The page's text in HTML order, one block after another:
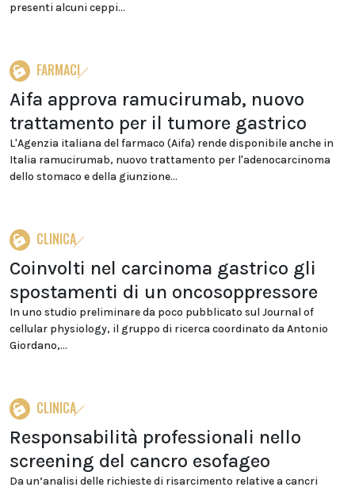
presenti alcuni ceppi...
FARMACI
Aifa approva ramucirumab, nuovo
trattamento per il tumore gastrico
L'Agenzia italiana del farmaco (Aifa) rende disponibile anche in
Italia ramucirumab, nuovo trattamento per l'adenocarcinoma
dello stomaco e della giunzione...
CLINICA
Coinvolti nel carcinoma gastrico gli
spostamenti di un oncosoppressore
In uno studio preliminare da poco pubblicato sul Journal of
cellular physiology, il gruppo di ricerca coordinato da Antonio
Giordano,...
CLINICA
Responsabilità professionali nello
screening del cancro esofageo
Da un’analisi delle richieste di risarcimento relative a cancri